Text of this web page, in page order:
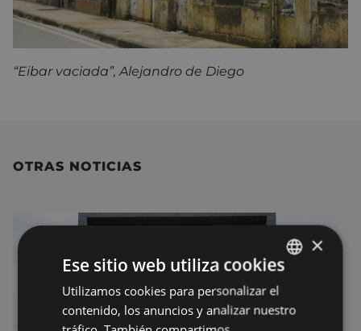
“Eibar vaciada”, Alejandro de Diego
OTRAS NOTICIAS
BASQUE
SPANISH
×
Ese sitio web utiliza cookies
Utilizamos cookies para personalizar el
contenido, los anuncios y analizar nuestro